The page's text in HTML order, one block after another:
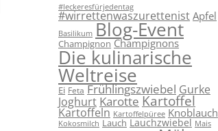
#leckeresfürjedentag
#wirrettenwaszurettenist Apfel
Basilikum Blog-Event
Champignon Champignons
Die kulinarische
Weltreise
Ei Feta Frühlingszwiebel Gurke
Joghurt Karotte Kartoffel
Kartoffeln Kartoffelpüree Knoblauch
Kokosmilch Lauch Lauchzwiebel Mais